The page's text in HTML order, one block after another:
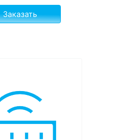
Заказать